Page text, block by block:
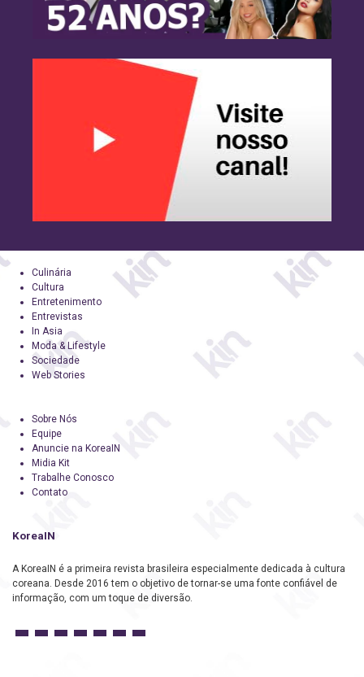
Culinária
Cultura
Entretenimento
Entrevistas
In Asia
Moda & Lifestyle
Sociedade
Web Stories
Sobre Nós
Equipe
Anuncie na KoreaIN
Midia Kit
Trabalhe Conosco
Contato
KoreaIN
A KoreaIN é a primeira revista brasileira especialmente dedicada à cultura
coreana. Desde 2016 tem o objetivo de tornar-se uma fonte confiável de
informação, com um toque de diversão.